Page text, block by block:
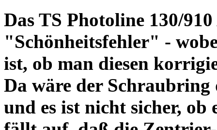
Das TS Photoline 130/
"Schönheitsfehler" -
ist, ob man diesen
Da wäre der
und es ist nicht sicher,